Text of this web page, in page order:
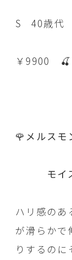
ス
S 40歳代
￥9900 🍒
🌹メルスモ
モイス
ハリ感のあ
が滑らかで
りするの